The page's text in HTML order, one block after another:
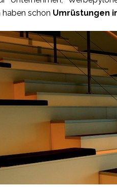
haben schon Umrüstungen